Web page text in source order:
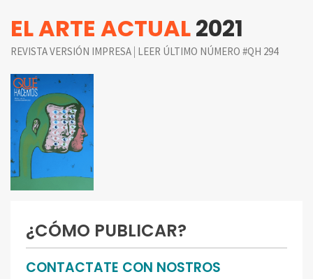
EL ARTE ACTUAL2021
REVISTA VERSIÓN IMPRESA | LEER ÚLTIMO NÚMERO #QH 294
¿CÓMO PUBLICAR?
CONTACTATE CON NOSTROS